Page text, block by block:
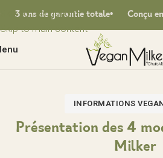
Skip to navigation
Skip to main content
ans de garantie totale Conçu en
INFORMATIONS
Présentation des 4
Milker